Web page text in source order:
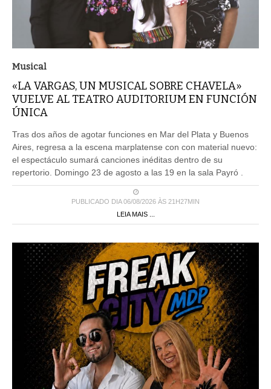
Musical
«LA VARGAS, UN MUSICAL SOBRE CHAVELA»
VUELVE AL TEATRO AUDITORIUM EN FUNCIÓN
ÚNICA
Tras dos años de agotar funciones en Mar del Plata y Buenos
Aires, regresa a la escena marplatense con con material nuevo:
el espectáculo sumará canciones inéditas dentro de su
repertorio. Domingo 23 de agosto a las 19 en la sala Payró .
PUBLICADO DIA 06/08/2026 ÀS 21H27MIN
LEIA MAIS ...